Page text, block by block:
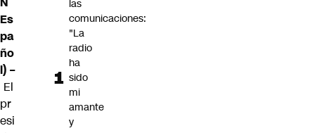
Es
pa
ño
l) –
El
pr
esi
las
comunicaciones:
"La
radio
ha
sido
mi
amante
y